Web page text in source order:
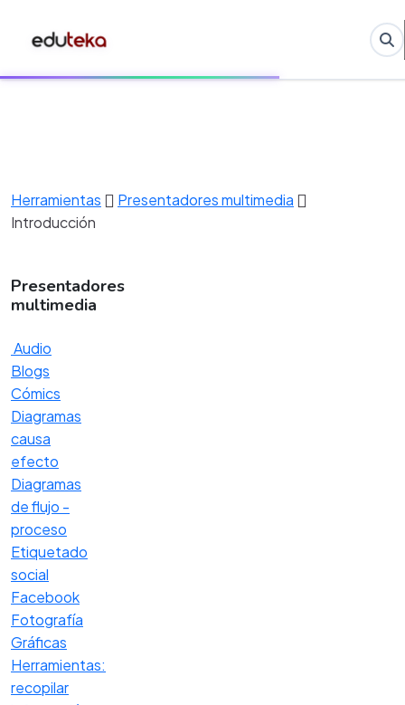
Herramientas
Presentadores multimedia
Introducción
Presentadores
multimedia
Audio
Blogs
Cómics
Diagramas
causa
efecto
Diagramas
de flujo -
proceso
Etiquetado
social
Facebook
Fotografía
Gráficas
Herramientas:
recopilar